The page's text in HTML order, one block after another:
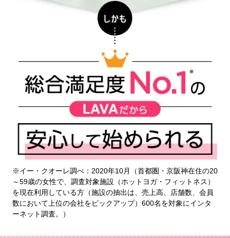
※イー・クオーレ調べ：2020年10月（首都圏・京阪神在住の20
～59歳の女性で、調査対象施設（ホットヨガ・フィットネス）
を現在利用している方（施設の抽出は、売上高、店舗数、会員
数において上位の会社をピックアップ）600名を対象にインタ
ーネット調査。）